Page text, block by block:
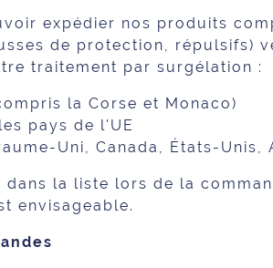
expédier nos produits
de protection, répulsifs)
traitement par surgélation :
la Corse et Monaco)
pays de l'UE
Uni, Canada, États-Unis,
la liste lors de la
envisageable.